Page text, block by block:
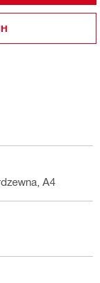
A4